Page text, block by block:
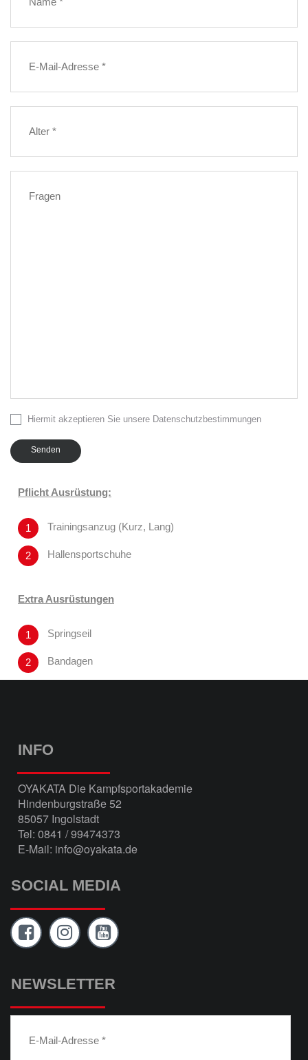
Hiermit akzeptieren Sie unsere Datenschutzbestimmungen
Senden
Pflicht Ausrüstung:
Trainingsanzug (Kurz, Lang)
Hallensportschuhe
Extra Ausrüstungen
Springseil
Bandagen
INFO
OYAKATA Die Kampfsportakademie
Hindenburgstraße 52
85057 Ingolstadt
Tel: 0841 / 99474373
E-Mail: info@oyakata.de
SOCIAL MEDIA
NEWSLETTER